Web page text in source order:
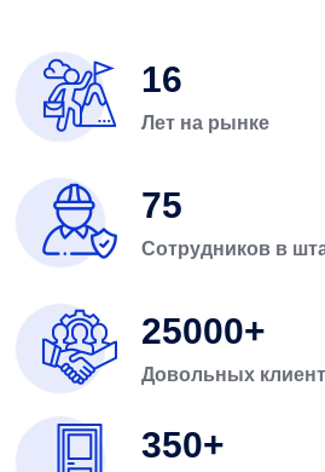
16
Лет на рынке
75
Сотрудников в
25000
Довольных
350